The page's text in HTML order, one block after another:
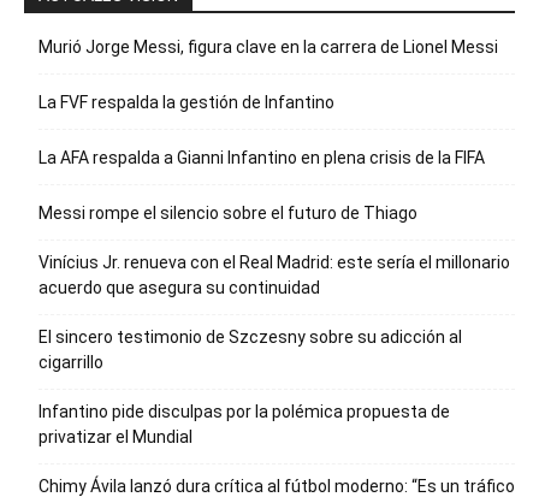
Murió Jorge Messi, figura clave en la carrera de Lionel Messi
La FVF respalda la gestión de Infantino
La AFA respalda a Gianni Infantino en plena crisis de la FIFA
Messi rompe el silencio sobre el futuro de Thiago
Vinícius Jr. renueva con el Real Madrid: este sería el millonario
acuerdo que asegura su continuidad
El sincero testimonio de Szczesny sobre su adicción al
cigarrillo
Infantino pide disculpas por la polémica propuesta de
privatizar el Mundial
Chimy Ávila lanzó dura crítica al fútbol moderno: “Es un tráfico